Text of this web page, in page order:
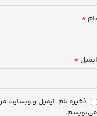
نام *
ایمیل *
ذخیره نام، ایمیل و وبسایت
می‌نویسم.